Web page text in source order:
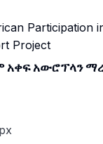
አቀፍ አውሮፕላን